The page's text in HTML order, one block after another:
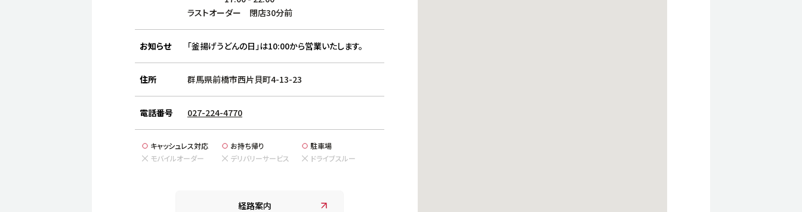
ラストオーダー 閉店30分前
お知らせ 「釜揚げうどんの日」は10:00から営業いたします。
住所 群馬県前橋市西片貝町4-13-23
電話番号 027-224-4770
キャッシュレス対応 お持ち帰り
駐車場
モバイルオーダー
デリバリーサービス ドライブスルー
経路案内